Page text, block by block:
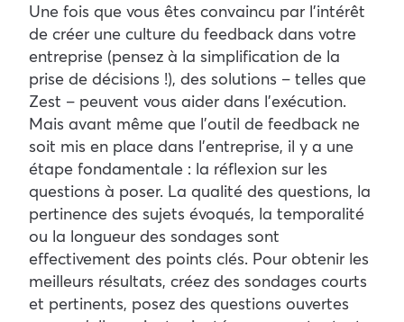
Une fois que vous êtes convaincu par l’intérêt
de créer une culture du feedback dans votre
entreprise (pensez à la simplification de la
prise de décisions !), des solutions – telles que
Zest – peuvent vous aider dans l’exécution.
Mais avant même que l’outil de feedback ne
soit mis en place dans l’entreprise, il y a une
étape fondamentale : la réflexion sur les
questions à poser. La qualité des questions, la
pertinence des sujets évoqués, la temporalité
ou la longueur des sondages sont
effectivement des points clés. Pour obtenir les
meilleurs résultats, créez des sondages courts
et pertinents, posez des questions ouvertes